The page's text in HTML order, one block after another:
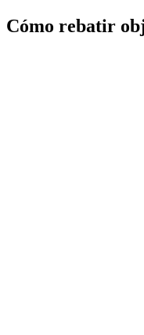
Cómo rebatir